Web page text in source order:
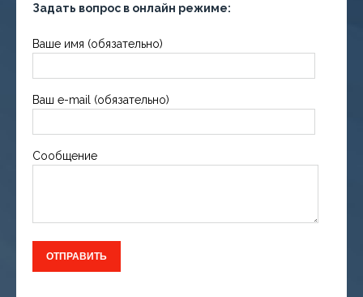
Задать вопрос в онлайн режиме:
Ваше имя (обязательно)
Ваш e-mail (обязательно)
Сообщение